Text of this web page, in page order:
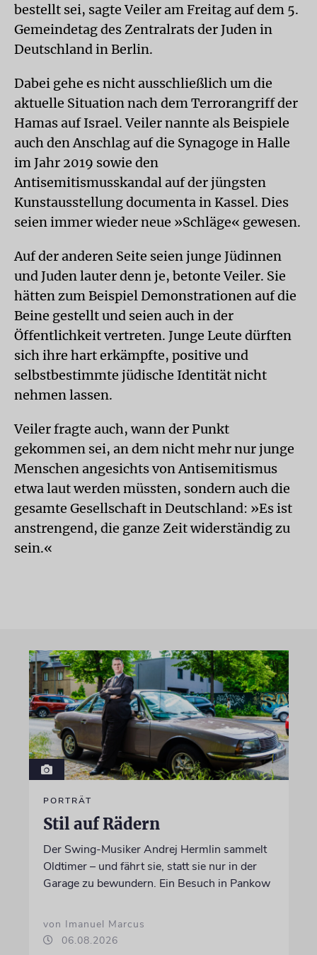
bestellt sei, sagte Veiler am Freitag auf dem 5.
Gemeindetag des Zentralrats der Juden in
Deutschland in Berlin.
Dabei gehe es nicht ausschließlich um die
aktuelle Situation nach dem Terrorangriff der
Hamas auf Israel. Veiler nannte als Beispiele
auch den Anschlag auf die Synagoge in Halle
im Jahr 2019 sowie den
Antisemitismusskandal auf der jüngsten
Kunstausstellung documenta in Kassel. Dies
seien immer wieder neue »Schläge« gewesen.
Auf der anderen Seite seien junge Jüdinnen
und Juden lauter denn je, betonte Veiler. Sie
hätten zum Beispiel Demonstrationen auf die
Beine gestellt und seien auch in der
Öffentlichkeit vertreten. Junge Leute dürften
sich ihre hart erkämpfte, positive und
selbstbestimmte jüdische Identität nicht
nehmen lassen.
Veiler fragte auch, wann der Punkt
gekommen sei, an dem nicht mehr nur junge
Menschen angesichts von Antisemitismus
etwa laut werden müssten, sondern auch die
gesamte Gesellschaft in Deutschland: »Es ist
anstrengend, die ganze Zeit widerständig zu
sein.«
PORTRÄT
Stil auf Rädern
Der Swing-Musiker Andrej Hermlin sammelt
Oldtimer – und fährt sie, statt sie nur in der
Garage zu bewundern. Ein Besuch in Pankow
von Imanuel Marcus
06.08.2026